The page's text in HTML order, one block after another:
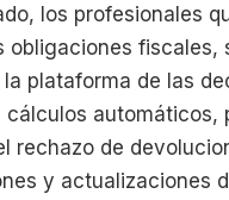
los profesionales
obligaciones fiscales,
plataforma de las
rechazo de
y actualizaciones